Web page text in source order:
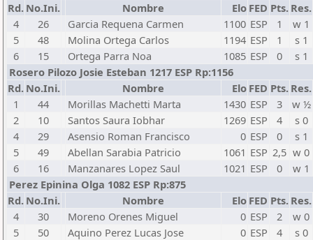
Rd. No.Ini. Nombre Elo FED Pts. Res.
4
26 Garcia Requena Carmen 1100 ESP 1
w 1
5
48 Molina Ortega Carlos 1194 ESP 1
s 1
6
15 Ortega Parra Noa 1085 ESP 0
s 1
Rosero Pilozo Josie Esteban 1217 ESP Rp:1156
Rd. No.Ini. Nombre Elo FED Pts. Res.
1
44 Morillas Machetti Marta 1430 ESP 3
w ½
2
10 Santos Saura Iobhar 1269 ESP 4
s 0
4
29 Asensio Roman Francisco 0 ESP 0
s 1
5
49 Abellan Sarabia Patricio 1061 ESP 2,5 w 0
6
16 Manzanares Lopez Saul 1021 ESP 0
w 1
Perez Epinina Olga 1082 ESP Rp:875
Rd. No.Ini. Nombre Elo FED Pts. Res.
4
30 Moreno Orenes Miguel 0 ESP 2
w 0
5
50 Aquino Perez Lucas Jose 0 ESP 4
s 0